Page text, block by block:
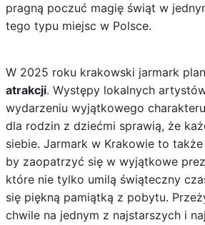
pragną poczuć magię świąt w
tego typu miejsc w Polsce.
W 2025 roku krakowski jarmark
atrakcji. Występy lokalnych
wydarzeniu wyjątkowego
dla rodzin z dziećmi sprawią, że
siebie. Jarmark w Krakowie to także
by zaopatrzyć się w wyjątkowe
które nie tylko umilą świąteczny
się piękną pamiątką z pobytu.
chwile na jednym z najstarszych i